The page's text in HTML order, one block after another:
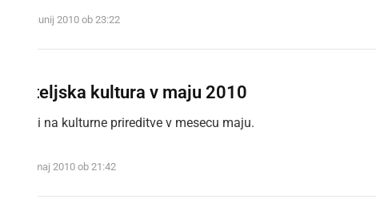
sreda, 9. junij 2010 ob 23:22
Ljubiteljska kultura v maju 2010
Vabljeni na kulturne prireditve v mesecu maju.
torek, 4. maj 2010 ob 21:42